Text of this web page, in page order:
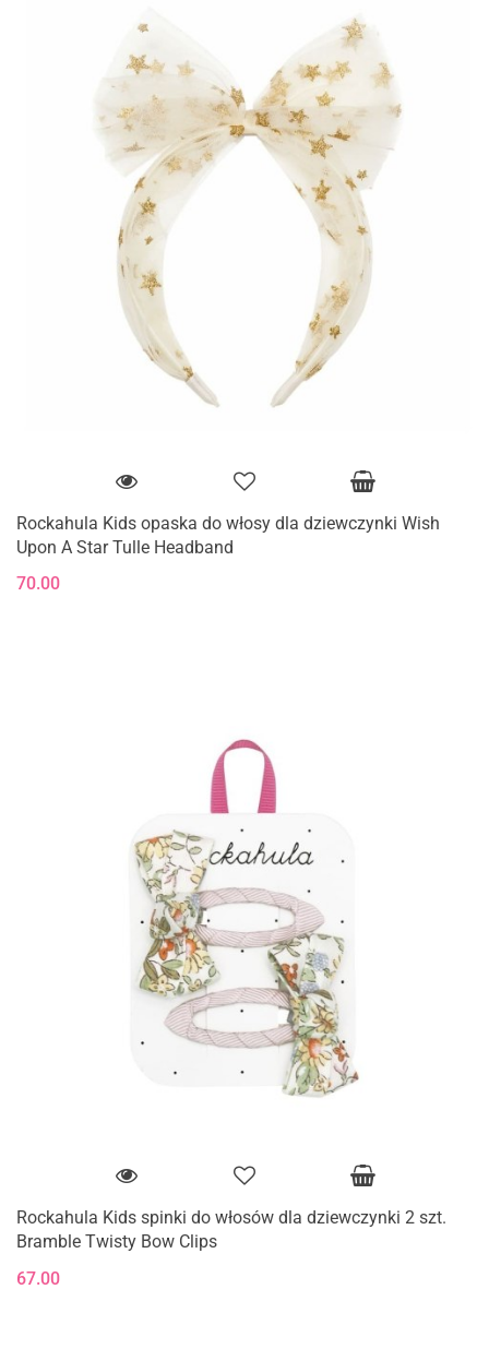
Rockahula Kids opaska do włosy dla dziewczynki Wish
Upon A Star Tulle Headband
70.00
Rockahula Kids spinki do włosów dla dziewczynki 2 szt.
Bramble Twisty Bow Clips
67.00